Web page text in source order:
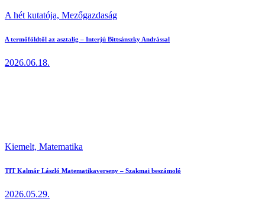
A hét kutatója, Mezőgazdaság
A termőföldtől az asztalig – Interjú Bittsánszky Andrással
2026.06.18.
Kiemelt, Matematika
TIT Kalmár László Matematikaverseny – Szakmai beszámoló
2026.05.29.